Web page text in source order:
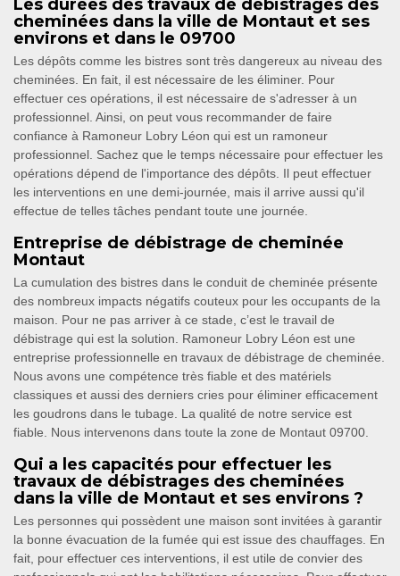
Les durées des travaux de débistrages des
cheminées dans la ville de Montaut et ses
environs et dans le 09700
Les dépôts comme les bistres sont très dangereux au niveau des
cheminées. En fait, il est nécessaire de les éliminer. Pour
effectuer ces opérations, il est nécessaire de s'adresser à un
professionnel. Ainsi, on peut vous recommander de faire
confiance à Ramoneur Lobry Léon qui est un ramoneur
professionnel. Sachez que le temps nécessaire pour effectuer les
opérations dépend de l'importance des dépôts. Il peut effectuer
les interventions en une demi-journée, mais il arrive aussi qu'il
effectue de telles tâches pendant toute une journée.
Entreprise de débistrage de cheminée
Montaut
La cumulation des bistres dans le conduit de cheminée présente
des nombreux impacts négatifs couteux pour les occupants de la
maison. Pour ne pas arriver à ce stade, c’est le travail de
débistrage qui est la solution. Ramoneur Lobry Léon est une
entreprise professionnelle en travaux de débistrage de cheminée.
Nous avons une compétence très fiable et des matériels
classiques et aussi des derniers cries pour éliminer efficacement
les goudrons dans le tubage. La qualité de notre service est
fiable. Nous intervenons dans toute la zone de Montaut 09700.
Qui a les capacités pour effectuer les
travaux de débistrages des cheminées
dans la ville de Montaut et ses environs ?
Les personnes qui possèdent une maison sont invitées à garantir
la bonne évacuation de la fumée qui est issue des chauffages. En
fait, pour effectuer ces interventions, il est utile de convier des